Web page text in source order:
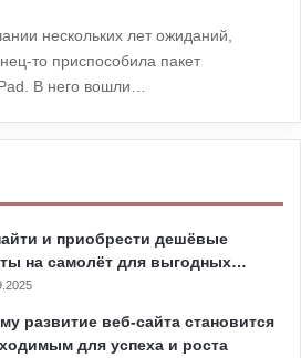
нескольких лет ожиданий,
то приспособила пакет
В него вошли…
и приобрести дешёвые
на самолёт для выгодных…
развитие веб-сайта становится
для успеха и роста